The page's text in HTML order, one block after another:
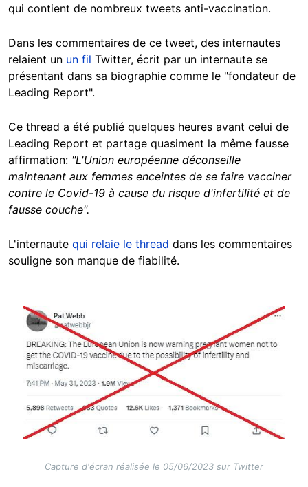
qui contient de nombreux tweets anti-vaccination.
Dans les commentaires de ce tweet, des internautes
relaient un un fil Twitter, écrit par un internaute se
présentant dans sa biographie comme le "fondateur de
Leading Report".
Ce thread a été publié quelques heures avant celui de
Leading Report et partage quasiment la même fausse
affirmation: "L'Union européenne déconseille
maintenant aux femmes enceintes de se faire vacciner
contre le Covid-19 à cause du risque d'infertilité et de
fausse couche".
L'internaute qui relaie le thread dans les commentaires
souligne son manque de fiabilité.
Image
Capture d'écran réalisée le 05/06/2023 sur Twitter